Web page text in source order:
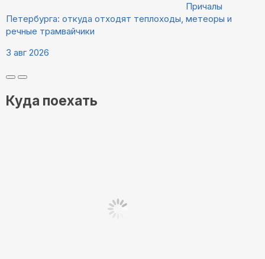
Причалы
Петербурга: откуда отходят теплоходы, метеоры и
речные трамвайчики
3 авг 2026
Куда поехать